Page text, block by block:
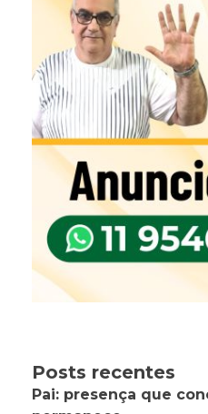
Posts recentes
Pai: presença que